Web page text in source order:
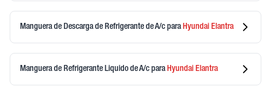
Manguera de Descarga de Refrigerante de A/c para Hyundai Elantra
Manguera de Refrigerante Liquido de A/c para Hyundai Elantra